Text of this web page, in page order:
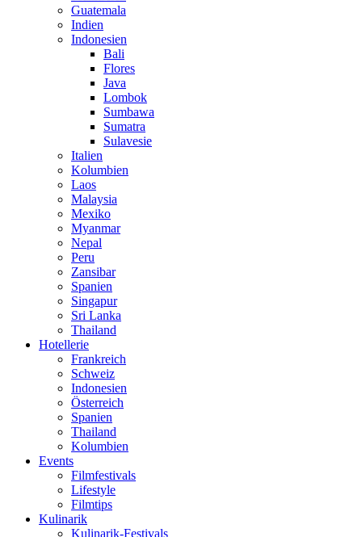
Guatemala
Indien
Indonesien
Bali
Flores
Java
Lombok
Sumbawa
Sumatra
Sulavesie
Italien
Kolumbien
Laos
Malaysia
Mexiko
Myanmar
Nepal
Peru
Zansibar
Spanien
Singapur
Sri Lanka
Thailand
Hotellerie
Frankreich
Schweiz
Indonesien
Österreich
Spanien
Thailand
Kolumbien
Events
Filmfestivals
Lifestyle
Filmtips
Kulinarik
Kulinarik-Festivals